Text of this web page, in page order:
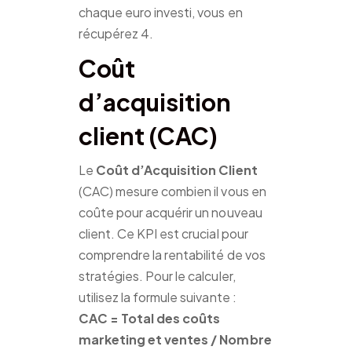
chaque euro investi, vous en
récupérez 4.
Coût
d’acquisition
client (CAC)
Le Coût d’Acquisition Client
(CAC) mesure combien il vous en
coûte pour acquérir un nouveau
client. Ce KPI est crucial pour
comprendre la rentabilité de vos
stratégies. Pour le calculer,
utilisez la formule suivante :
CAC = Total des coûts
marketing et ventes / Nombre